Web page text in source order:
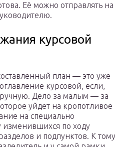
Её можно отправлять на
курсовой
план — это уже
курсовой, если,
Дело за малым — за
уйдет на кропотливое
на специально
изменившихся по ходу
и подпунктов. К тому